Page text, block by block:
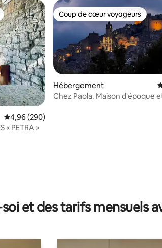
: 5 sur 5
plus appréciés
Évaluation moyenne sur la base de 290
4,96 (290)
« PETRA »
Coup de cœur voyageurs
Coup de cœur voyageurs
Hébergement
Chez Paola. Maison d'époque
et des tarifs mensuels